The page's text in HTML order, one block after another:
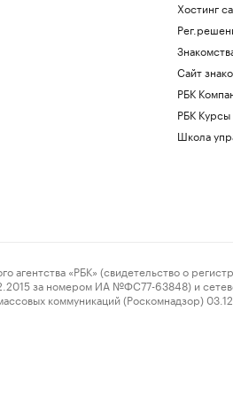
Хостинг
Сайт
РБК
РБК Курсы
Школа
«РБК» (свидетельство о
за номером ИА №ФС77-63848) и
коммуникаций (Роскомнадзор)